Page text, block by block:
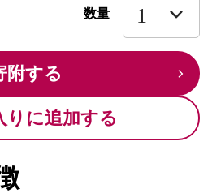
数量
附する
りに追加する